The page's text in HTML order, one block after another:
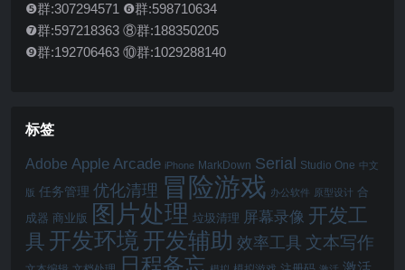
❺群:307294571 ❻群:598710634
❼群:597218363 ⑧群:188350205
❾群:192706463 ⑩群:1029288140
标签
Adobe Apple Arcade iPhone MarkDown Serial Studio One 中文
版 任务管理 优化清理 冒险游戏 办公软件 原型设计 合
成器 商业版 图片处理 垃圾清理 屏幕录像 开发工
具 开发环境 开发辅助 效率工具 文本写作